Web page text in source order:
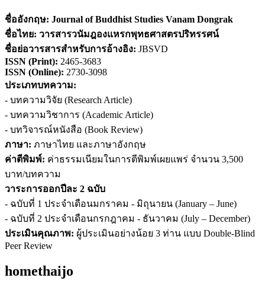
ชื่ออังกฤษ: Journal of Buddhist Studies Vanam Dongrak
ชื่อไทย: วารสารวนัมฎองแหรกพุทธศาสตรปริทรรศน์
ชื่อย่อวารสารสำหรับการอ้างอิง: JBSVD
ISSN (Print): 2465-3683
ISSN (Online): 2730-3098
ประเภทบทความ:
- บทความวิจัย (Research Article)
- บทความวิชาการ (Academic Article)
- บทวิจารณ์หนังสือ (Book Review)
ภาษา: ภาษาไทย และภาษาอังกฤษ
ค่าตีพิมพ์: ค่าธรรมเนียมในการตีพิมพ์เผยแพร่ จำนวน 3,500
บาท/บทความ
วาระการออกปีละ 2 ฉบับ
- ฉบับที่ 1 ประจำเดือนมกราคม - มิถุนายน (January – June)
- ฉบับที่ 2 ประจำเดือนกรกฎาคม - ธันวาคม (July – December)
ประเมินคุณภาพ: ผู้ประเมินอย่างน้อย 3 ท่าน แบบ Double-Blind
Peer Review
homethaijo